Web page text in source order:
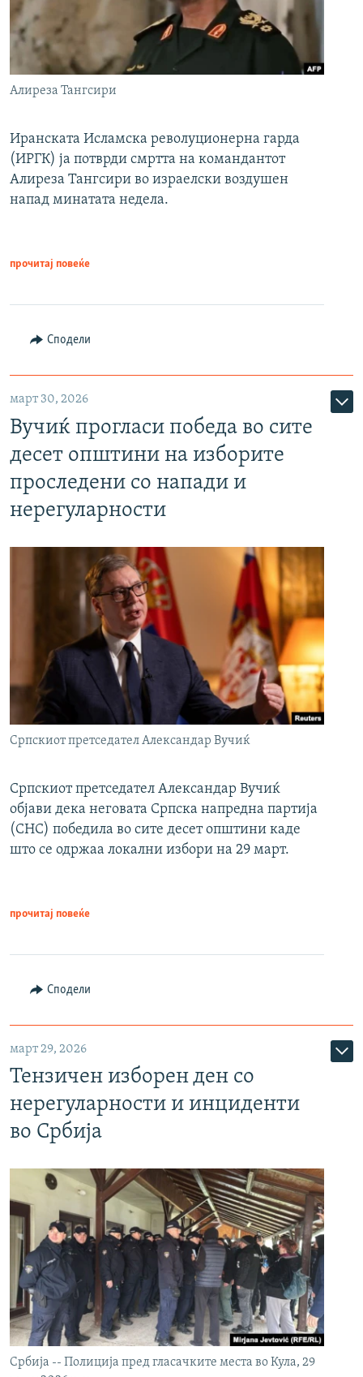
Алиреза Тангсири
Иранската Исламска револуционерна гарда
(ИРГК) ја потврди смртта на командантот
Алиреза Тангсири во израелски воздушен
напад минатата недела.
прочитај повеќе
Сподели
март 30, 2026
Вучиќ прогласи победа во сите
десет општини на изборите
проследени со напади и
нерегуларности
Српскиот претседател Александар Вучиќ
Српскиот претседател Александар Вучиќ
објави дека неговата Српска напредна партија
(СНС) победила во сите десет општини каде
што се одржаа локални избори на 29 март.
прочитај повеќе
Сподели
март 29, 2026
Тензичен изборен ден со
нерегуларности и инциденти
во Србија
Србија -- Полиција пред гласачките места во Кула, 29